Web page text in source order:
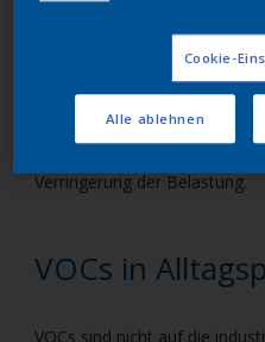
Zu den flüchtigen
eine Reihe verschiedener
bestimmte Funktionen
Emissionen freisetzen, die
Verringerung der Belastung.
VOCs in
VOCs sind nicht auf die
Cookie-
Alle ablehnen